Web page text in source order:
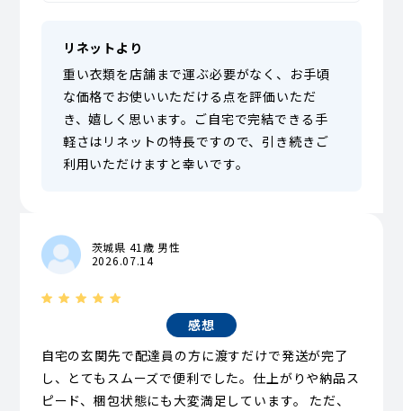
リネットより
重い衣類を店舗まで運ぶ必要がなく、お手頃
な価格でお使いいただける点を評価いただ
き、嬉しく思います。ご自宅で完結できる手
軽さはリネットの特長ですので、引き続きご
利用いただけますと幸いです。
茨城県 41歳 男性
2026.07.14
感想
自宅の玄関先で配達員の方に渡すだけで発送が完了
し、とてもスムーズで便利でした。仕上がりや納品ス
ピード、梱包状態にも大変満足しています。 ただ、